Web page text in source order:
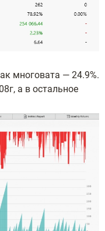
многовата — 24.9%.
а в остальное